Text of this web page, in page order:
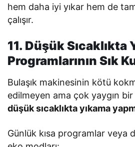
hem daha iyi yıkar hem de
çalışır.
11. Düşük Sıcaklıkta
Programlarının Sık
Bulaşık makinesinin kötü
edilmeyen ama çok yaygın
düşük sıcaklıkta yıkama
Günlük kısa programlar veya